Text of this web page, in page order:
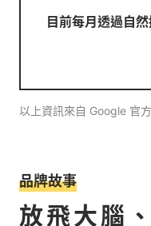
目前每月透過自
以上資訊來自 Google 官
品牌故事
放飛大腦